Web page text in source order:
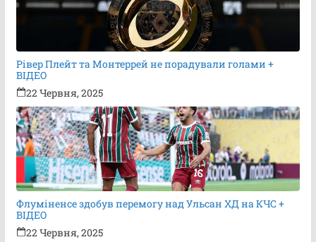
Рівер Плейт та Монтеррей не порадували голами +
ВІДЕО
22 Червня, 2025
Флуміненсе здобув перемогу над Ульсан ХД на КЧС +
ВІДЕО
22 Червня, 2025